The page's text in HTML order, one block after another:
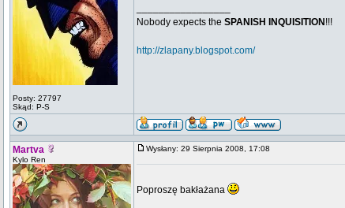
Posty: 27797
Skąd: P-S
Nobody expects the SPANISH INQUISITION !!!
http://zlapany.blogspot.com/
Martva
Kylo Ren
Wysłany: 29 Sierpnia 2008, 17:08
Poproszę bakłażana